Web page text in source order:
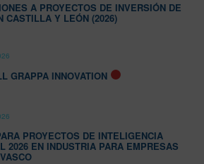
A PROYECTOS DE INVERSIÓN DE
CASTILLA Y LEÓN (2026)
GRAPPA INNOVATION
PROYECTOS DE INTELIGENCIA
2026 EN INDUSTRIA PARA EMPRESAS